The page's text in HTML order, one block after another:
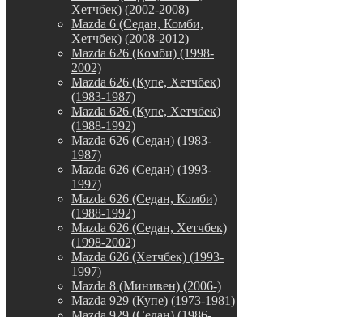
Хетчбек) (2002-2008)
Mazda 6 (Седан, Комби,
Хетчбек) (2008-2012)
Mazda 626 (Комби) (1998-
2002)
Mazda 626 (Купе, Хетчбек)
(1983-1987)
Mazda 626 (Купе, Хетчбек)
(1988-1992)
Mazda 626 (Седан) (1983-
1987)
Mazda 626 (Седан) (1993-
1997)
Mazda 626 (Седан, Комби)
(1988-1992)
Mazda 626 (Седан, Хетчбек)
(1998-2002)
Mazda 626 (Хетчбек) (1993-
1997)
Mazda 8 (Минивен) (2006-)
Mazda 929 (Купе) (1973-1981)